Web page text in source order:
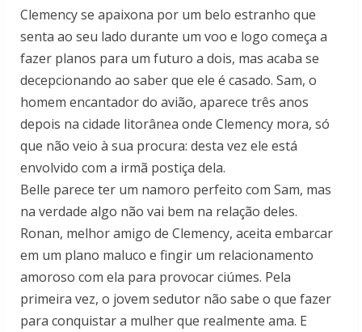
Clemency se apaixona por um belo estranho que
senta ao seu lado durante um voo e logo começa a
fazer planos para um futuro a dois, mas acaba se
decepcionando ao saber que ele é casado. Sam, o
homem encantador do avião, aparece três anos
depois na cidade litorânea onde Clemency mora, só
que não veio à sua procura: desta vez ele está
envolvido com a irmã postiça dela.
Belle parece ter um namoro perfeito com Sam, mas
na verdade algo não vai bem na relação deles.
Ronan, melhor amigo de Clemency, aceita embarcar
em um plano maluco e fingir um relacionamento
amoroso com ela para provocar ciúmes. Pela
primeira vez, o jovem sedutor não sabe o que fazer
para conquistar a mulher que realmente ama. E